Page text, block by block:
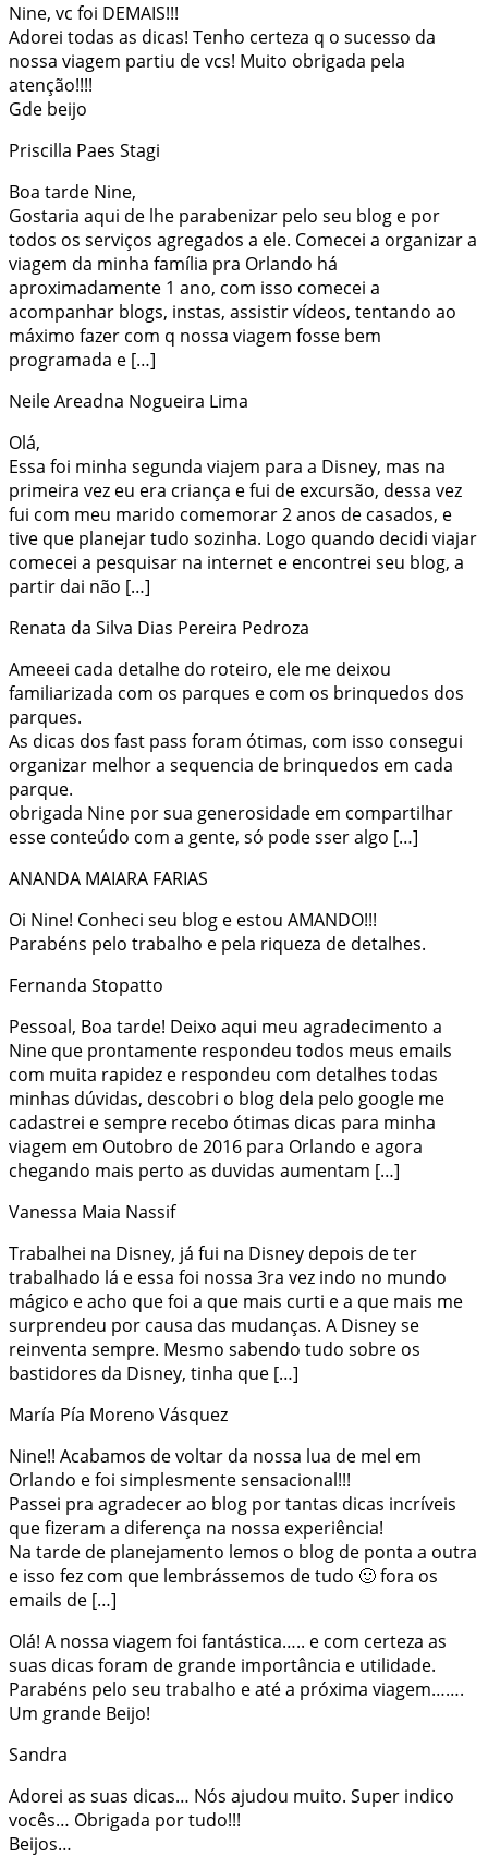
Nine, vc foi DEMAIS!!!
Adorei todas as dicas! Tenho certeza q o sucesso da
nossa viagem partiu de vcs! Muito obrigada pela
atenção!!!!
Gde beijo
Priscilla Paes Stagi
Boa tarde Nine,
Gostaria aqui de lhe parabenizar pelo seu blog e por
todos os serviços agregados a ele. Comecei a organizar a
viagem da minha família pra Orlando há
aproximadamente 1 ano, com isso comecei a
acompanhar blogs, instas, assistir vídeos, tentando ao
máximo fazer com q nossa viagem fosse bem
programada e […]
Neile Areadna Nogueira Lima
Olá,
Essa foi minha segunda viajem para a Disney, mas na
primeira vez eu era criança e fui de excursão, dessa vez
fui com meu marido comemorar 2 anos de casados, e
tive que planejar tudo sozinha. Logo quando decidi viajar
comecei a pesquisar na internet e encontrei seu blog, a
partir dai não […]
Renata da Silva Dias Pereira Pedroza
Ameeei cada detalhe do roteiro, ele me deixou
familiarizada com os parques e com os brinquedos dos
parques.
As dicas dos fast pass foram ótimas, com isso consegui
organizar melhor a sequencia de brinquedos em cada
parque.
obrigada Nine por sua generosidade em compartilhar
esse conteúdo com a gente, só pode sser algo […]
ANANDA MAIARA FARIAS
Oi Nine! Conheci seu blog e estou AMANDO!!!
Parabéns pelo trabalho e pela riqueza de detalhes.
Fernanda Stopatto
Pessoal, Boa tarde! Deixo aqui meu agradecimento a
Nine que prontamente respondeu todos meus emails
com muita rapidez e respondeu com detalhes todas
minhas dúvidas, descobri o blog dela pelo google me
cadastrei e sempre recebo ótimas dicas para minha
viagem em Outobro de 2016 para Orlando e agora
chegando mais perto as duvidas aumentam […]
Vanessa Maia Nassif
Trabalhei na Disney, já fui na Disney depois de ter
trabalhado lá e essa foi nossa 3ra vez indo no mundo
mágico e acho que foi a que mais curti e a que mais me
surprendeu por causa das mudanças. A Disney se
reinventa sempre. Mesmo sabendo tudo sobre os
bastidores da Disney, tinha que […]
María Pía Moreno Vásquez
Nine!! Acabamos de voltar da nossa lua de mel em
Orlando e foi simplesmente sensacional!!!
Passei pra agradecer ao blog por tantas dicas incríveis
que fizeram a diferença na nossa experiência!
Na tarde de planejamento lemos o blog de ponta a outra
e isso fez com que lembrássemos de tudo 🙂 fora os
emails de […]
Olá! A nossa viagem foi fantástica….. e com certeza as
suas dicas foram de grande importância e utilidade.
Parabéns pelo seu trabalho e até a próxima viagem…….
Um grande Beijo!
Sandra
Adorei as suas dicas… Nós ajudou muito. Super indico
vocês… Obrigada por tudo!!!
Beijos…